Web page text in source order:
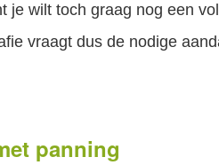
je wilt toch graag nog een
vraagt dus de nodige
panning